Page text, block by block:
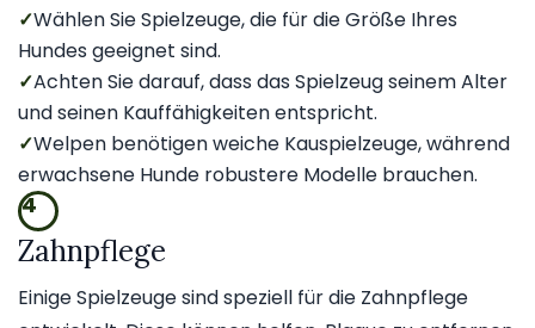
✓Wählen Sie Spielzeuge, die für die Größe Ihres
Hundes geeignet sind.
✓Achten Sie darauf, dass das Spielzeug seinem Alter
und seinen Kauffähigkeiten entspricht.
✓Welpen benötigen weiche Kauspielzeuge, während
erwachsene Hunde robustere Modelle brauchen.
4
Zahnpflege
Einige Spielzeuge sind speziell für die Zahnpflege